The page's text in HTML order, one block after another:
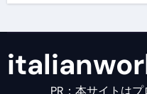
PR：本サイトは